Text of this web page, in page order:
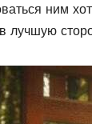
ним
лучшую